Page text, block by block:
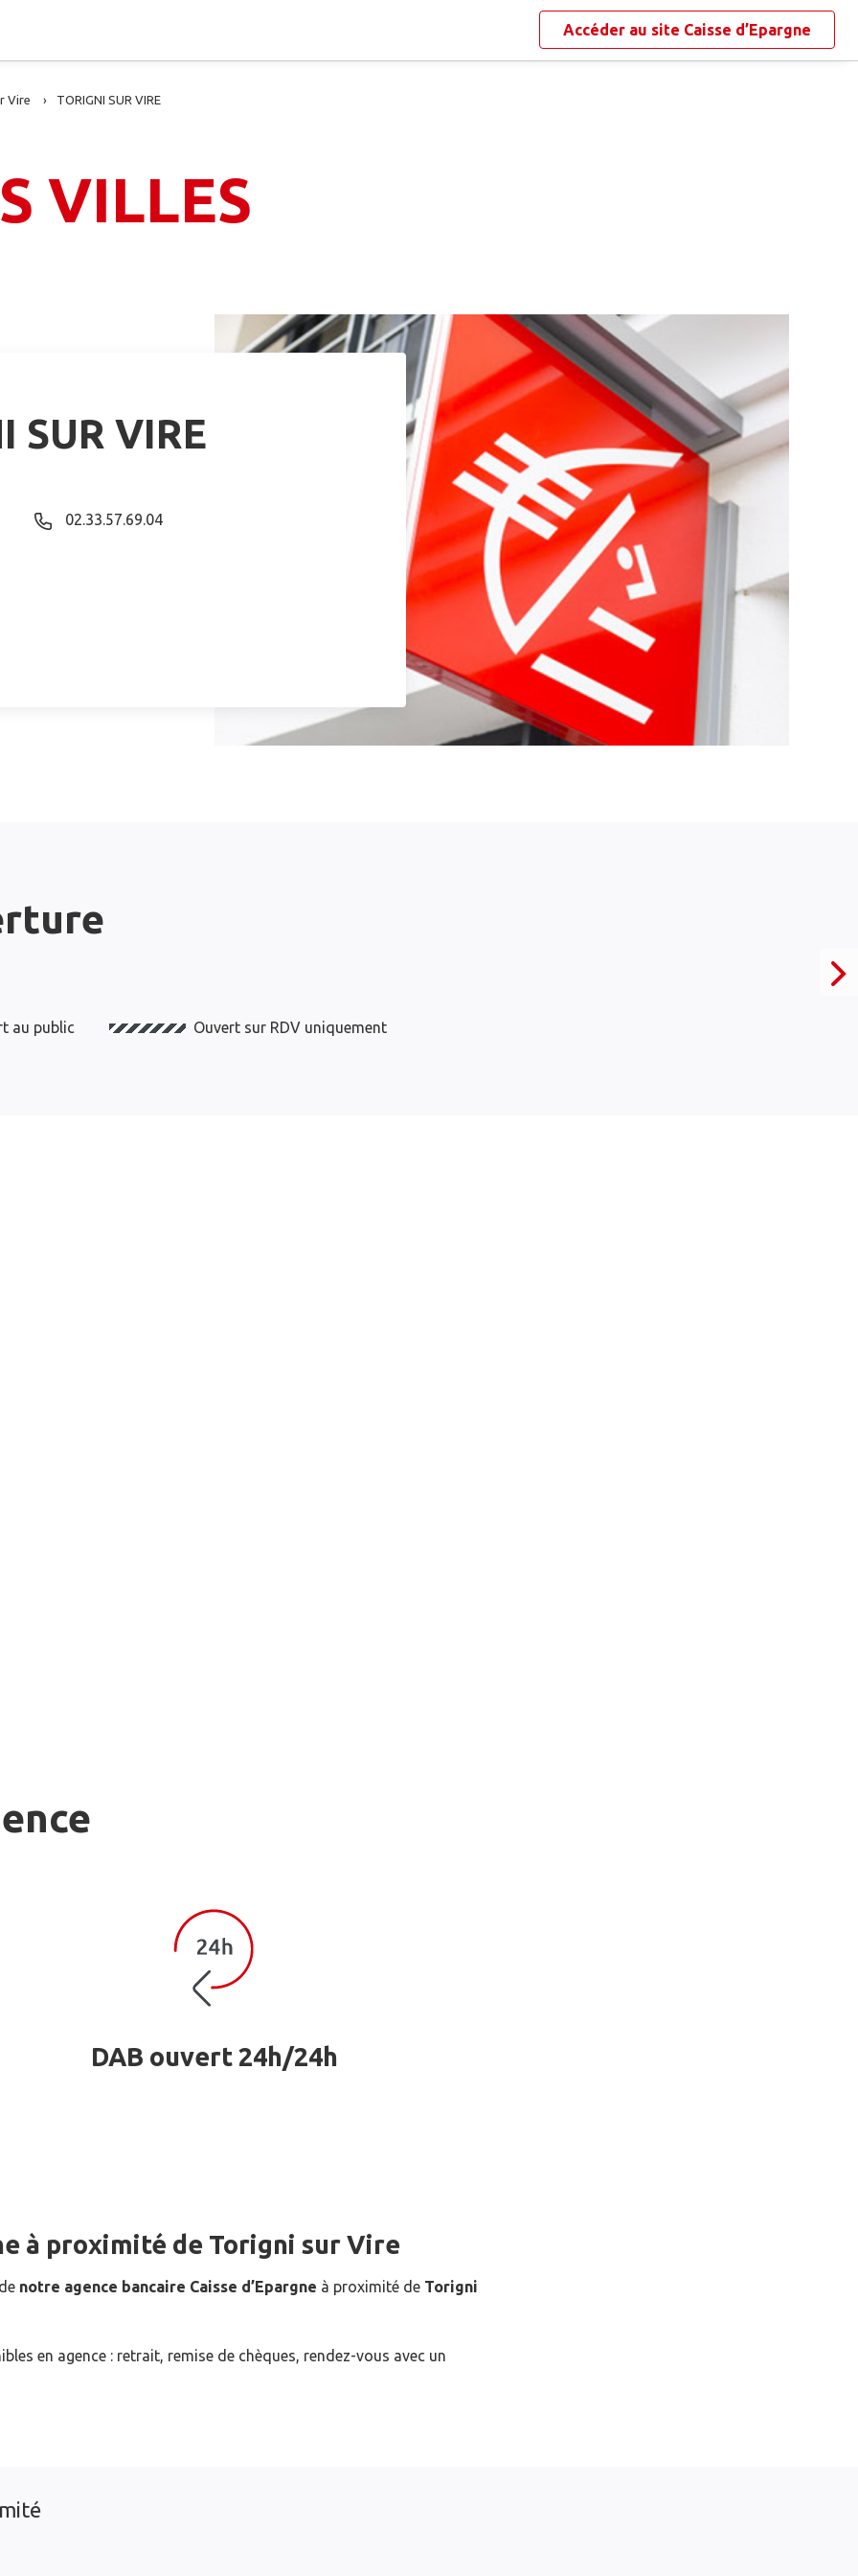
Accéder au site Caisse d’Epargne
Vire TORIGNI SUR VIRE
VILLES
SUR VIRE
02.33.57.69.04
au public Ouvert sur RDV uniquement
DAB ouvert 24h/24h
à proximité de Torigni sur Vire
notre agence bancaire Caisse d’Epargne à proximité de Torigni
en agence : retrait, remise de chèques, rendez-vous avec un